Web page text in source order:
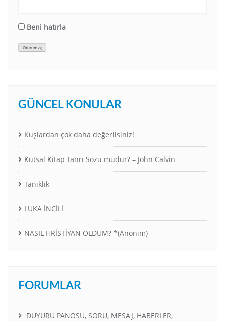
Beni hatırla
Oturum aç
GÜNCEL KONULAR
Kuşlardan çok daha değerlisiniz!
Kutsal Kitap Tanrı Sözü müdür? – John Calvin
Tanıklık
LUKA İNCİLİ
NASIL HRİSTİYAN OLDUM? *(Anonim)
FORUMLAR
DUYURU PANOSU, SORU, MESAJ, HABERLER,